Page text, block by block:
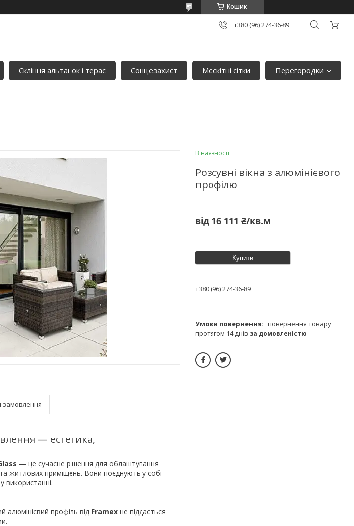
Кошик
+380 (96) 274-36-89
Скління альтанок і терас Сонцезахист Москітні сітки
Перегородки
замовлення
— естетика,
— це сучасне рішення для облаштування
житлових приміщень. Вони поєднують у собі
використанні.
алюмінієвий профіль від Framex не піддається
В наявності
Розсувні вікна з алюмінієвого
профілю
від 16 111 ₴/кв.м
Купити
+380 (96) 274-36-89
повернення товару
протягом 14 днів за домовленістю